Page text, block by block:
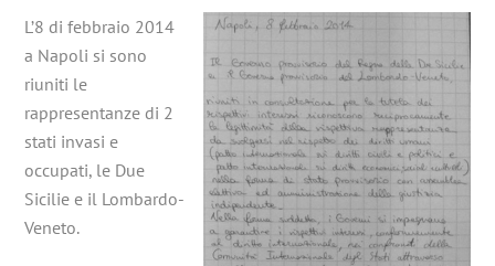
L’8 di febbraio 2014
a Napoli si sono
riuniti le
rappresentanze di 2
stati invasi e
occupati, le Due
Sicilie e il Lombardo-
Veneto.